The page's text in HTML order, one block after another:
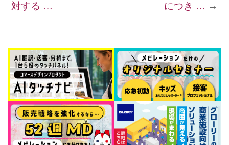
につき … →
対する …